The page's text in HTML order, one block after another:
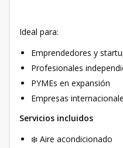
Ideal para:
Emprendedores y
Profesionales
PYMEs en expansión
Empresas
Servicios incluidos
❄️ Aire acondicionado